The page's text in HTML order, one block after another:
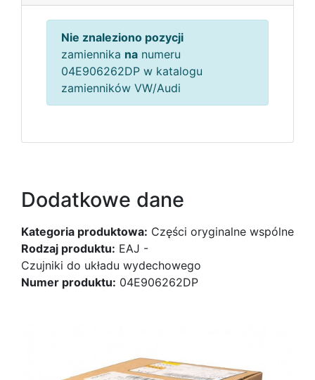
Nie znaleziono pozycji
zamiennika na numeru
04E906262DP w katalogu
zamienników VW/Audi
Dodatkowe dane
Kategoria produktowa: Części oryginalne wspólne
Rodzaj produktu: EAJ -
Czujniki do układu wydechowego
Numer produktu: 04E906262DP